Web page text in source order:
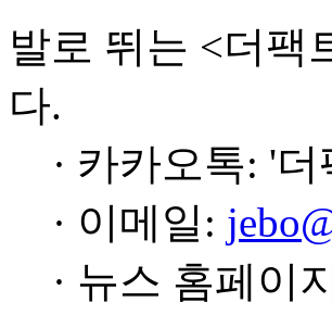
발로 뛰는 <더팩
다.
· 카카오톡: '
· 이메일:
· 뉴스 홈페이